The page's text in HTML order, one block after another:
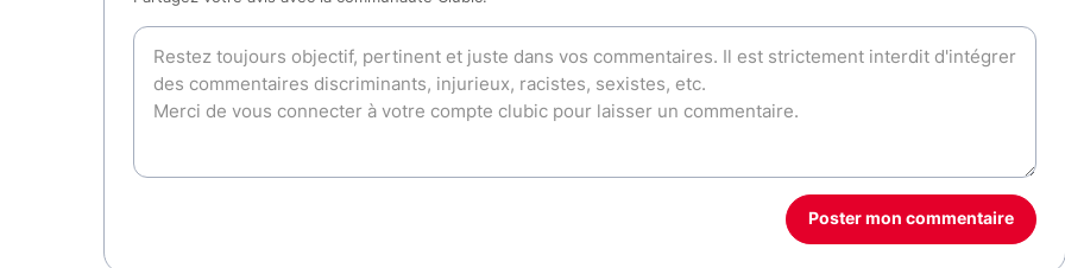
Poster mon commentaire